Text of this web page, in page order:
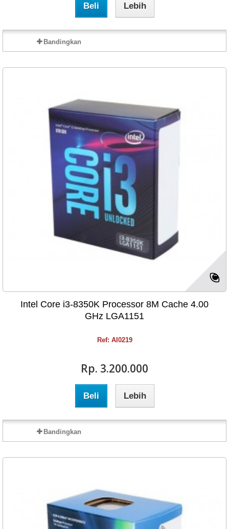
Beli Lebih
Bandingkan
Intel Core i3-8350K Processor 8M Cache 4.00
GHz LGA1151
Ref: AI0219
Rp‎. 3.200.000
Beli Lebih
Bandingkan